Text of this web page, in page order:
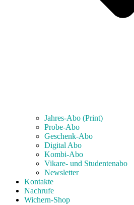
Jahres-Abo (Print)
Probe-Abo
Geschenk-Abo
Digital Abo
Kombi-Abo
Vikare- und Studentenabo
Newsletter
Kontakte
Nachrufe
Wichern-Shop